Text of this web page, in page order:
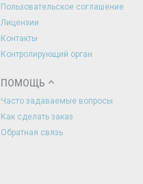
Пользовательское соглашение
Лицензии
Контакты
Контролирующий орган
ПОМОЩЬ
Часто задаваемые вопросы
Как сделать заказ
Обратная связь